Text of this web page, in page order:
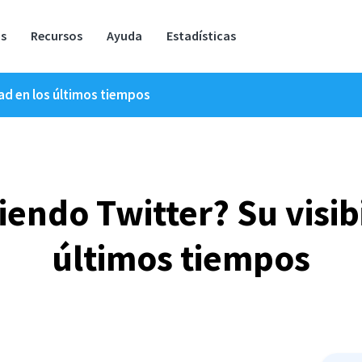
Recursos Ayuda Estadísticas
en los últimos tiempos
Twitter? Su
últimos tiempos